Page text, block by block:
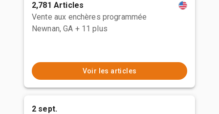
2,781 Articles
Vente aux enchères programmée
Newnan, GA + 11 plus
Voir les articles
2 sept.